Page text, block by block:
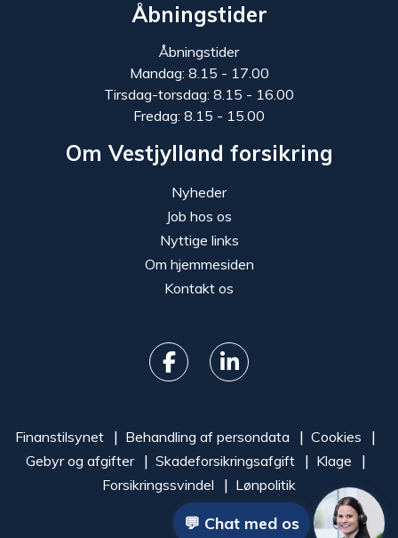
Åbningstider
Åbningstider
Mandag: 8.15 - 17.00
Tirsdag-torsdag: 8.15 - 16.00
Fredag: 8.15 - 15.00
Om Vestjylland forsikring
Nyheder
Job hos os
Nyttige links
Om hjemmesiden
Kontakt os
Finanstilsynet Behandling af persondata
Cookies
Gebyr og afgifter
Skadeforsikringsafgift
Klage
Forsikringssvindel
Lønpolitik
💬 Chat med os